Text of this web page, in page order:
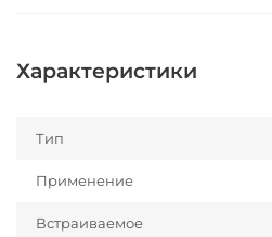
Характеристики
Тип
Применение
Встраиваемое